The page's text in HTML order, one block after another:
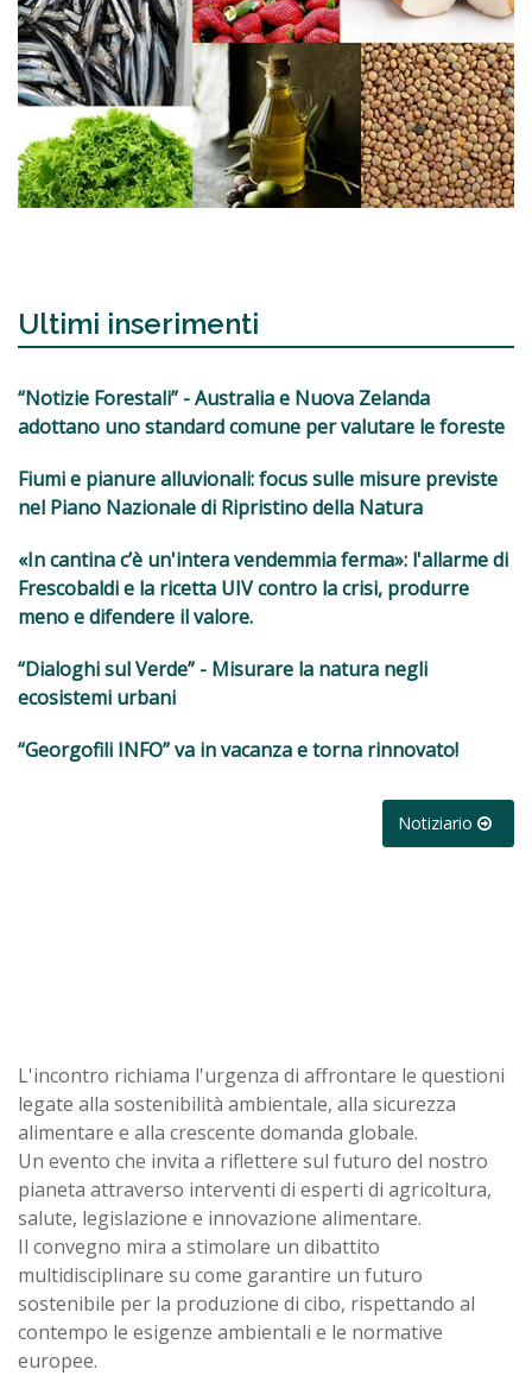
Ultimi inserimenti
“Notizie Forestali” - Australia e Nuova Zelanda
adottano uno standard comune per valutare le foreste
Fiumi e pianure alluvionali: focus sulle misure previste
nel Piano Nazionale di Ripristino della Natura
«In cantina c’è un'intera vendemmia ferma»: l'allarme di
Frescobaldi e la ricetta UIV contro la crisi, produrre
meno e difendere il valore.
“Dialoghi sul Verde” - Misurare la natura negli
ecosistemi urbani
“Georgofili INFO” va in vacanza e torna rinnovato!
Notiziario
L'incontro richiama l'urgenza di affrontare le questioni
legate alla sostenibilità ambientale, alla sicurezza
alimentare e alla crescente domanda globale.
Un evento che invita a riflettere sul futuro del nostro
pianeta attraverso interventi di esperti di agricoltura,
salute, legislazione e innovazione alimentare.
Il convegno mira a stimolare un dibattito
multidisciplinare su come garantire un futuro
sostenibile per la produzione di cibo, rispettando al
contempo le esigenze ambientali e le normative
europee.